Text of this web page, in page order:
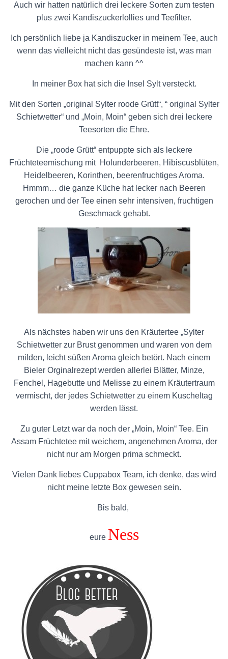
Auch wir hatten natürlich drei leckere Sorten zum testen
plus zwei Kandiszuckerlollies und Teefilter.
Ich persönlich liebe ja Kandiszucker in meinem Tee, auch
wenn das vielleicht nicht das gesündeste ist, was man
machen kann ^^
In meiner Box hat sich die Insel Sylt versteckt.
Mit den Sorten „original Sylter roode Grütt“, “ original Sylter
Schietwetter“ und „Moin, Moin“ geben sich drei leckere
Teesorten die Ehre.
Die „roode Grütt“ entpuppte sich als leckere
Früchteteemischung mit Holunderbeeren, Hibiscusblüten,
Heidelbeeren, Korinthen, beerenfruchtiges Aroma.
Hmmm… die ganze Küche hat lecker nach Beeren
gerochen und der Tee einen sehr intensiven, fruchtigen
Geschmack gehabt.
Als nächstes haben wir uns den Kräutertee „Sylter
Schietwetter zur Brust genommen und waren von dem
milden, leicht süßen Aroma gleich betört. Nach einem
Bieler Orginalrezept werden allerlei Blätter, Minze,
Fenchel, Hagebutte und Melisse zu einem Kräutertraum
vermischt, der jedes Schietwetter zu einem Kuscheltag
werden lässt.
Zu guter Letzt war da noch der „Moin, Moin“ Tee. Ein
Assam Früchtetee mit weichem, angenehmen Aroma, der
nicht nur am Morgen prima schmeckt.
Vielen Dank liebes Cuppabox Team, ich denke, das wird
nicht meine letzte Box gewesen sein.
Bis bald,
eure Ness